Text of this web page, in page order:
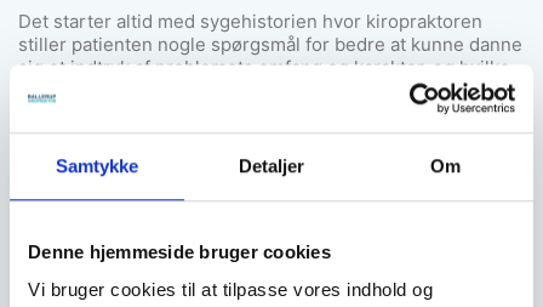
Samtykke Detaljer Om
Denne hjemmeside bruger cookies
Vi bruger cookies til at tilpasse vores indhold og
Det starter altid med sygehistorien hvor kiropraktoren
stiller patienten nogle spørgsmål for bedre at kunne danne
sig et indtryk af problemets omfang og karakter, og hvilke
undersøgelser der skal laves for at bedre stille en
patienten, der generelt indebærer: inspektion (kigger efter
skævhed, rødmen, hævelser), bevægeanalyse (ser hvilke
palpation (hvor kiropraktoren mærker på muskler, led,
sener), ortopædiske og neurologiske tests (f. eks.
reflekser, teste styrke i muskler).